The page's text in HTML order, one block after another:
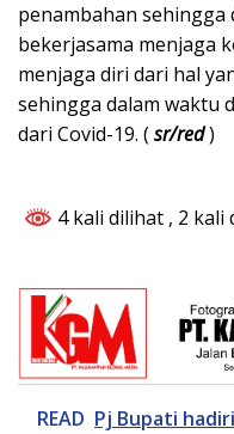
penambahan
bekerjasama menjaga
menjaga diri dari hal
sehingga dalam waktu
dari Covid-19. (sr/red)
4 kali dilihat , 2 kali
READ Pj Bupati